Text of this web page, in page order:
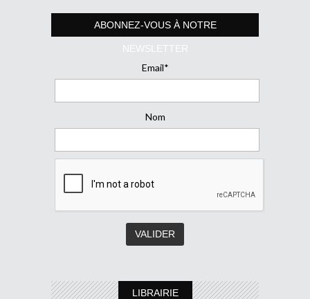
ABONNEZ-VOUS À NOTRE
NEWSLETTER
Email*
Nom
LIBRAIRIE